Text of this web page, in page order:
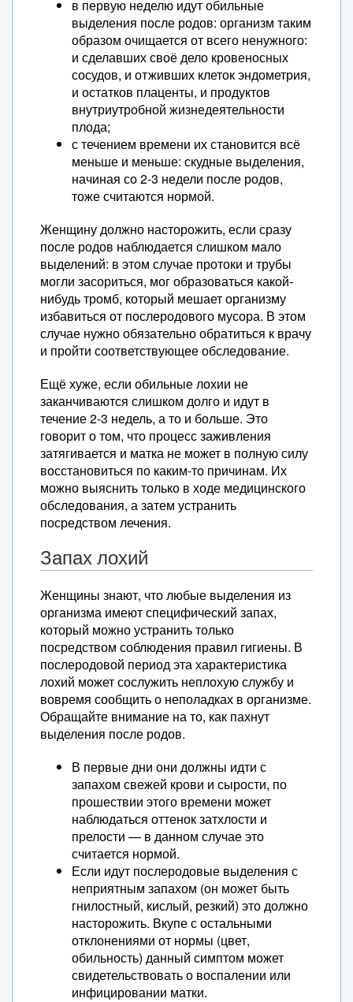
в первую неделю идут обильные
выделения после родов: организм таким
образом очищается от всего ненужного:
и сделавших своё дело кровеносных
сосудов, и отживших клеток эндометрия,
и остатков плаценты, и продуктов
внутриутробной жизнедеятельности
плода;
с течением времени их становится всё
меньше и меньше: скудные выделения,
начиная со 2-3 недели после родов,
тоже считаются нормой.
Женщину должно насторожить, если сразу
после родов наблюдается слишком мало
выделений: в этом случае протоки и трубы
могли засориться, мог образоваться какой-
нибудь тромб, который мешает организму
избавиться от послеродового мусора. В этом
случае нужно обязательно обратиться к врачу
и пройти соответствующее обследование.
Ещё хуже, если обильные лохии не
заканчиваются слишком долго и идут в
течение 2-3 недель, а то и больше. Это
говорит о том, что процесс заживления
затягивается и матка не может в полную силу
восстановиться по каким-то причинам. Их
можно выяснить только в ходе медицинского
обследования, а затем устранить
посредством лечения.
Запах лохий
Женщины знают, что любые выделения из
организма имеют специфический запах,
который можно устранить только
посредством соблюдения правил гигиены. В
послеродовой период эта характеристика
лохий может сослужить неплохую службу и
вовремя сообщить о неполадках в организме.
Обращайте внимание на то, как пахнут
выделения после родов.
В первые дни они должны идти с
запахом свежей крови и сырости, по
прошествии этого времени может
наблюдаться оттенок затхлости и
прелости — в данном случае это
считается нормой.
Если идут послеродовые выделения с
неприятным запахом (он может быть
гнилостный, кислый, резкий) это должно
насторожить. Вкупе с остальными
отклонениями от нормы (цвет,
обильность) данный симптом может
свидетельствовать о воспалении или
инфицировании матки.